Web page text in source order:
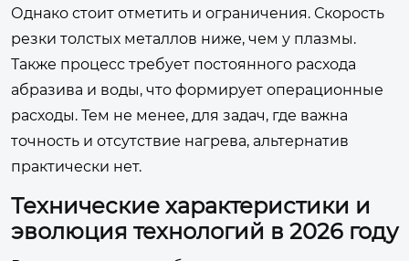
Однако стоит отметить и ограничения. Скорость
резки толстых металлов ниже, чем у плазмы.
Также процесс требует постоянного расхода
абразива и воды, что формирует операционные
расходы. Тем не менее, для задач, где важна
точность и отсутствие нагрева, альтернатив
практически нет.
Технические характеристики и
эволюция технологий в 2026 году